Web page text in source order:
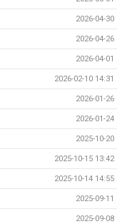
2026-04-30
2026-04-26
2026-04-01
2026-02-10 14:31
2026-01-26
2026-01-24
2025-10-20
2025-10-15 13:42
2025-10-14 14:55
2025-09-11
2025-09-08